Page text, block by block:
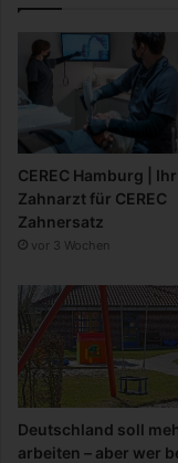
CEREC Hamburg | Ihr
Zahnarzt für CEREC
Zahnersatz
vor 3 Wochen
Deutschland soll
arbeiten – aber wer